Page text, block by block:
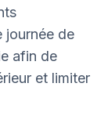
journée de
afin de
et limiter